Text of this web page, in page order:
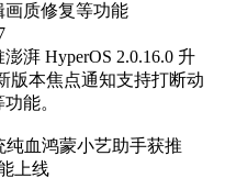
质修复等功能
湃 HyperOS 2.0.16.0 升
版本焦点通知支持打断动
能。
纯血鸿蒙小艺助手获推
上线